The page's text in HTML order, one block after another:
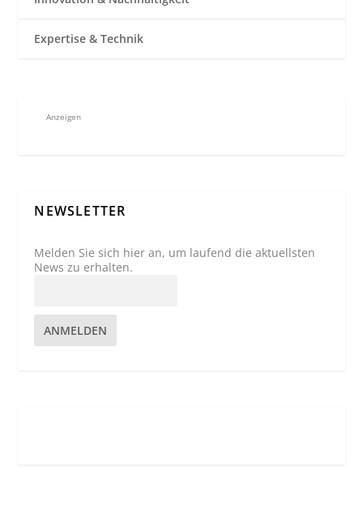
Expertise & Technik
Anzeigen
NEWSLETTER
Melden Sie sich hier an, um laufend die aktuellsten
News zu erhalten.
ANMELDEN